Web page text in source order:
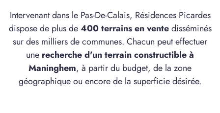
Intervenant dans le Pas-De-Calais, Résidences Picardes
dispose de plus de400 terrains en ventedisséminés
sur des milliers de communes. Chacun peut effectuer
une recherche d'un terrain constructible à
Maninghem, à partir du budget, de la zone
géographique ou encore de la superficie désirée.